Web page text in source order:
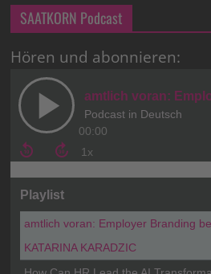
SAATKORN Podcast
Hören und abonnieren: